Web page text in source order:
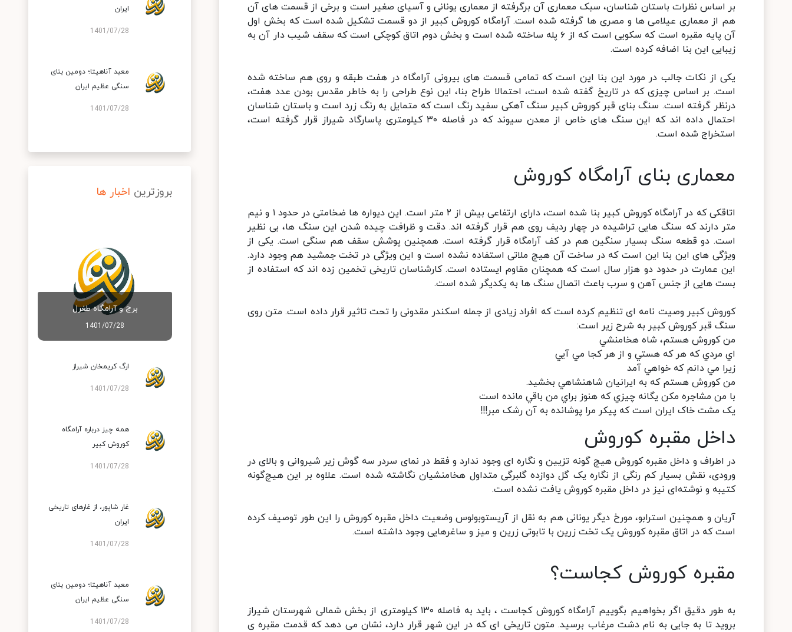
بر اساس نظرات باستان شناسان، سبک معماری آن برگرفته از معماری یونانی و آسیای صغیر است و برخی از قسمت های آن
هم از معماری عیلامی ها و مصری ها گرفته شده است. آرامگاه کوروش کبیر از دو قسمت تشکیل شده است که بخش اول
آن پایه مقبره است که سکویی است که از ۶ پله ساخته شده است و بخش دوم اتاق کوچکی است که سقف شیب دار آن به
زیبایی این بنا اضافه کرده است.
یکی از نکات جالب در مورد این بنا این است که تمامی قسمت های بیرونی آرامگاه در هفت طبقه و روی هم ساخته شده
است. بر اساس چیزی که در تاریخ گفته شده است، احتمالا طراح بنا، این نوع طراحی را به خاطر مقدس بودن عدد هفت،
درنظر گرفته است. سنگ بنای قبر کوروش کبیر سنگ آهکی سفید رنگ است که متمایل به رنگ زرد است و باستان شناسان
احتمال داده اند که این سنگ های خاص از معدن سیوند که در فاصله ۳۰ کیلومتری پاسارگاد شیراز قرار گرفته است،
استخراج شده است.
معماری بنای آرامگاه کوروش
اتاقکی که در آرامگاه کوروش کبیر بنا شده است، دارای ارتفاعی بیش از ۲ متر است. این دیواره ها ضخامتی در حدود ۱ و نیم
متر دارند که سنگ هایی تراشیده در چهار ردیف روی هم قرار گرفته اند. دقت و ظرافت چیده شدن این سنگ ها، بی نظیر
است. دو قطعه سنگ بسیار سنگین هم در کف آرامگاه قرار گرفته است. همچنین پوشش سقف هم سنگی است. یکی از
ویژگی های این بنا این است که در ساخت آن هیچ ملاتی استفاده نشده است و این ویژگی در تخت جمشید هم وجود دارد.
این عمارت در حدود دو هزار سال است که همچنان مقاوم ایستاده است. کارشناسان تاریخی تخمین زده اند که استفاده از
بست هایی از جنس آهن و سرب باعث اتصال سنگ ها به یکدیگر شده است.
کوروش کبیر وصیت نامه ای تنظیم کرده است که افراد زیادی از جمله اسکندر مقدونی را تحت تاثیر قرار داده است. متن روی
سنگ قبر کوروش کبیر به شرح زیر است:
من کوروش هستم، شاه هخامنشي
اي مردي که هر که هستي و از هر کجا مي آيي
زيرا مي دانم که خواهي آمد
من کوروش هستم که به ايرانيان شاهنشاهي بخشيد.
با من مشاجره مکن يگانه چيزي که هنوز براي من باقي مانده است
يک مشت خاک ايران است که پيکر مرا پوشانده به آن رشک مبر!!!
داخل مقبره کوروش
در اطراف و داخل مقبره کوروش هیچ گونه تزیین و نگاره ای وجود ندارد و فقط در نمای سردر سه گوش زیر شیروانی و بالای در
ورودی، نقش بسیار کم رنگی از نگاره یک گل دوازده گلبرگی متداول هخامنشیان نگاشته شده است. علاوه بر این هیچ‌گونه
کتیبه و نوشته‌ای نیز در داخل مقبره کوروش یافت نشده است.
آریان و همچنین استرابو، مورخ دیگر یونانی هم به نقل از آریستوبولوس وضعیت داخل مقبره کوروش را این طور توصیف کرده
است که در اتاق مقبره کوروش یک تخت زرین با تابوتی زرین و میز و ساغرهایی وجود داشته است.
مقبره کوروش کجاست؟
به طور دقیق اگر بخواهیم بگوییم آرامگاه کوروش کجاست ، باید به فاصله ۱۳۰ کیلومتری از بخش شمالی شهرستان شیراز
بروید تا به جایی به نام دشت مرغاب برسید. متون تاریخی ای که در این شهر قرار دارد، نشان می دهد که قدمت مقبره ی
ایران
1401/07/28
معبد آناهیتا؛ دومین بنای
سنگی عظیم ایران
1401/07/28
بروزترین اخبار ها
برج و آرامگاه طغرل
1401/07/28
ارگ کریمخان شیراز
1401/07/28
همه چیز درباره آرامگاه
کوروش کبیر
1401/07/28
غار شاپور، از غارهای تاریخی
ایران
1401/07/28
معبد آناهیتا؛ دومین بنای
سنگی عظیم ایران
1401/07/28